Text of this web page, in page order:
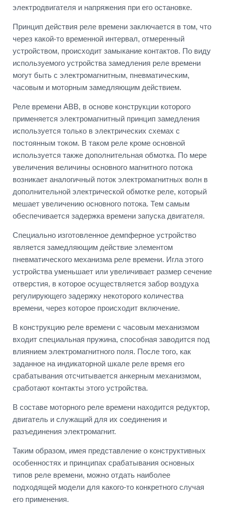
электродвигателя и напряжения при его остановке.
Принцип действия реле времени заключается в том, что
через какой-то временной интервал, отмеренный
устройством, происходит замыкание контактов. По виду
используемого устройства замедления реле времени
могут быть с электромагнитным, пневматическим,
часовым и моторным замедляющим действием.
Реле времени ABB, в основе конструкции которого
применяется электромагнитный принцип замедления
используется только в электрических схемах с
постоянным током. В таком реле кроме основной
используется также дополнительная обмотка. По мере
увеличения величины основного магнитного потока
возникает аналогичный поток электромагнитных волн в
дополнительной электрической обмотке реле, который
мешает увеличению основного потока. Тем самым
обеспечивается задержка времени запуска двигателя.
Специально изготовленное демпферное устройство
является замедляющим действие элементом
пневматического механизма реле времени. Игла этого
устройства уменьшает или увеличивает размер сечение
отверстия, в которое осуществляется забор воздуха
регулирующего задержку некоторого количества
времени, через которое происходит включение.
В конструкцию реле времени с часовым механизмом
входит специальная пружина, способная заводится под
влиянием электромагнитного поля. После того, как
заданное на индикаторной шкале реле время его
срабатывания отсчитывается анкерным механизмом,
сработают контакты этого устройства.
В составе моторного реле времени находится редуктор,
двигатель и служащий для их соединения и
разъединения электромагнит.
Таким образом, имея представление о конструктивных
особенностях и принципах срабатывания основных
типов реле времени, можно отдать наиболее
подходящей модели для какого-то конкретного случая
его применения.